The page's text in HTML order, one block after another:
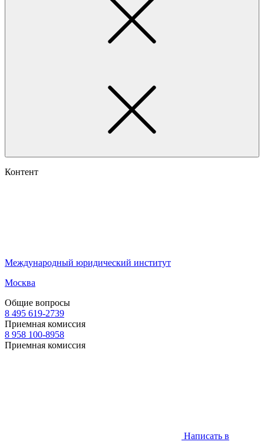
Контент
Международный юридический институт
Москва
Общие вопросы
8 495 619-2739
Приемная комиссия
8 958 100-8958
Приемная комиссия
Написать в